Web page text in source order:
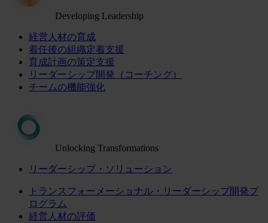
Developing Leadership
経営人材の育成
着任後の組織定着支援
育成計画の策定支援
リーダーシップ開発（コーチング）
チームの機能強化
Unlocking Transformations
リーダーシップ・ソリューション
トランスフォーメーショナル・リーダーシップ開発プ
ログラム
経営人材の評価